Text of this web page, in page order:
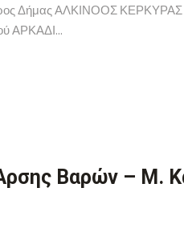
Δήμας ΑΛΚΙΝΟΟΣ ΚΕΡΚΥΡΑΣ
ΑΡΚΑΔΙ...
Βαρών – Μ.